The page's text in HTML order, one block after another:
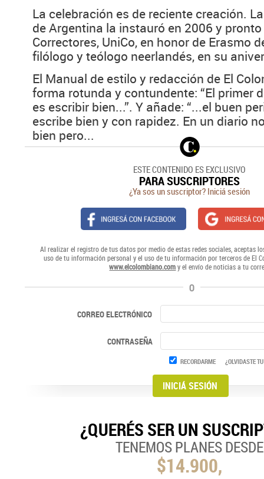
La celebración es de reciente creación.
de Argentina la instauró en 2006 y
Correctores, UniCo, en honor de Erasmo
filólogo y teólogo neerlandés, en su
El Manual de estilo y redacción de El
forma rotunda y contundente: “El primer
es escribir bien...”. Y añade: “...el buen
escribe bien y con rapidez. En un diario
bien pero...
ESTE CONTENIDO ES EXCLUSIVO
PARA SUSCRIPTORES
¿Ya sos un suscriptor? Iniciá sesión
Al realizar el registro de tus datos por medio de estas redes sociales, aceptas
uso de tu información personal y el uso de tu información por terceros de El
www.elcolombiano.comy el envío de noticias a tu
O
CORREO ELECTRÓNICO
CONTRASEÑA
RECORDARME ¿OLVIDASTE TU
¿QUERÉS SER UN
TENEMOS PLANES DESDE
$14.900,